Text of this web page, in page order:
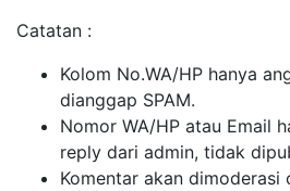
Catatan :
Kolom No.WA/HP hanya
dianggap SPAM.
Nomor WA/HP atau Email
reply dari admin, tidak
Komentar akan dimoderasi